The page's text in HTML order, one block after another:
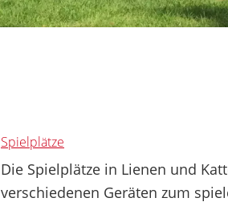
Spielplätze
Die Spielplätze in Lienen und
verschiedenen Geräten zum